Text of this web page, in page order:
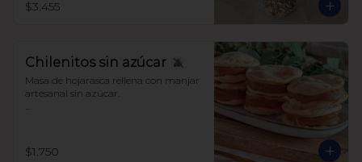
$3.455
Chilenitos sin azúcar
Masa de hojarasca rellena con manjar
artesanal sin azúcar.
$1.750